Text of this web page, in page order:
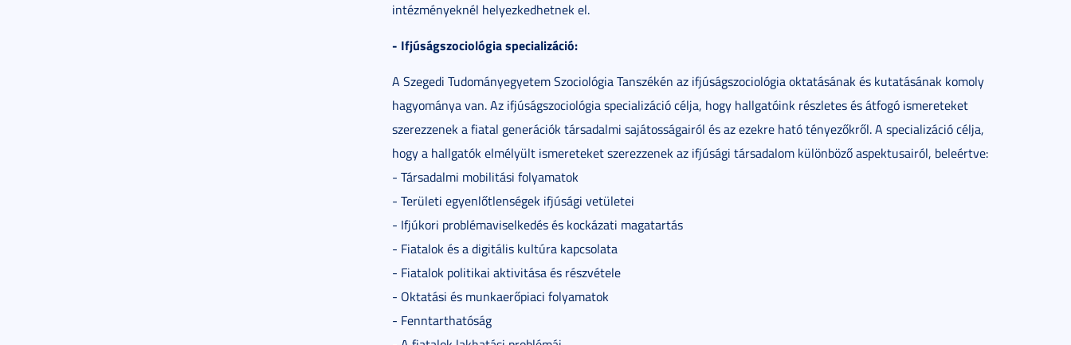
intézményeknél helyezkedhetnek el.
- Ifjúságszociológia specializáció:
A Szegedi Tudományegyetem Szociológia Tanszékén az ifjúságszociológia oktatásának és kutatásának komoly
hagyománya van. Az ifjúságszociológia specializáció célja, hogy hallgatóink részletes és átfogó ismereteket
szerezzenek a fiatal generációk társadalmi sajátosságairól és az ezekre ható tényezőkről. A specializáció célja,
hogy a hallgatók elmélyült ismereteket szerezzenek az ifjúsági társadalom különböző aspektusairól, beleértve:
- Társadalmi mobilitási folyamatok
- Területi egyenlőtlenségek ifjúsági vetületei
- Ifjúkori problémaviselkedés és kockázati magatartás
- Fiatalok és a digitális kultúra kapcsolata
- Fiatalok politikai aktivitása és részvétele
- Oktatási és munkaerőpiaci folyamatok
- Fenntarthatóság